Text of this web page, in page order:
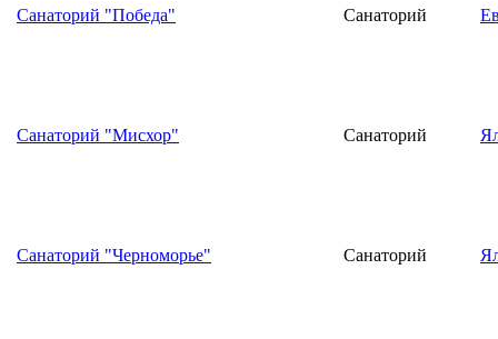
Санаторий "Победа" Санаторий
Санаторий "Мисхор" Санаторий
Санаторий "Черноморье" Санаторий